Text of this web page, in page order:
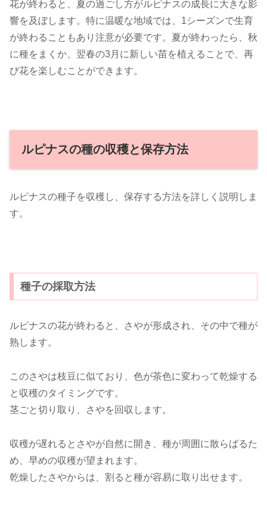
花が終わると、夏の過ごし方がルピナスの成長に大きな影
響を及ぼします。特に温暖な地域では、1シーズンで生育
が終わることもあり注意が必要です。夏が終わったら、秋
に種をまくか、翌春の3月に新しい苗を植えることで、再
び花を楽しむことができます。
ルピナスの種の収穫と保存方法
ルピナスの種子を収穫し、保存する方法を詳しく説明しま
す。
種子の採取方法
ルピナスの花が終わると、さやが形成され、その中で種が
熟します。
このさやは枝豆に似ており、色が茶色に変わって乾燥する
と収穫のタイミングです。
茎ごと切り取り、さやを回収します。
収穫が遅れるとさやが自然に開き、種が周囲に散らばるた
め、早めの収穫が望まれます。
乾燥したさやからは、割ると種が容易に取り出せます。